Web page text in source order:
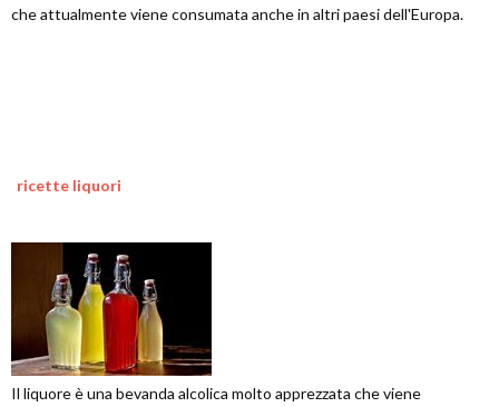
che attualmente viene consumata anche in altri paesi dell'Europa.
ricette liquori
Il liquore è una bevanda alcolica molto apprezzata che viene